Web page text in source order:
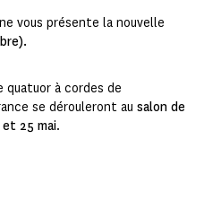
vous présente la nouvelle
à cordes de
se dérouleront au salon de
et 25 mai.